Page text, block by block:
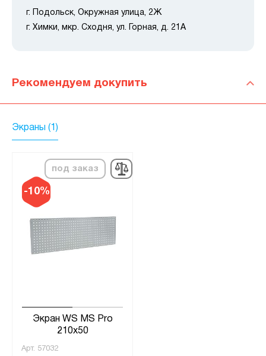
г. Подольск, Окружная улица, 2Ж
г. Химки, мкр. Сходня, ул. Горная, д. 21А
Рекомендуем докупить
Экраны (1)
-10%
под заказ
Экран WS MS Pro
210x50
Арт. 57032